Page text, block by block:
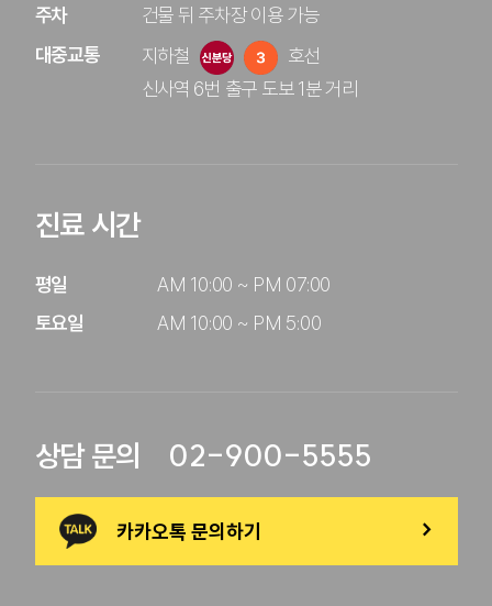
주차
대중교통
건물 뒤 주차장 이용 가능
지하철
호선
신사역 6번 출구 도보 1분 거리
진료 시간
평일
토요일
AM 10:00 ~ PM 07:00
AM 10:00 ~ PM 5:00
상담 문의 02-900-5555
카카오톡 문의하기 >